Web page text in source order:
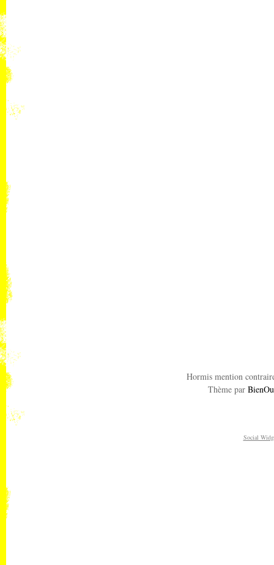
Hormis mention
Thème par
Social